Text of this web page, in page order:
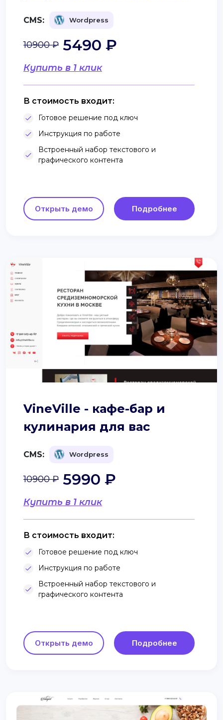
CMS: Wordpress
Купить в 1 клик
10900 ₽ 5490 ₽
В стоимость входит:
Готовое решение под ключ
Инструкция по работе
Встроенный набор текстового и
графического контента
Открыть демо Подробнее
VineVille - кафе-бар и
кулинария для вас
CMS: Wordpress
Купить в 1 клик
10900 ₽ 5990 ₽
В стоимость входит:
Готовое решение под ключ
Инструкция по работе
Встроенный набор текстового и
графического контента
Открыть демо Подробнее